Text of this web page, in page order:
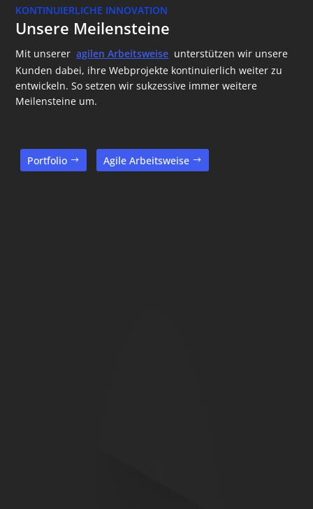
KONTINUIERLICHE INNOVATION
Unsere Meilensteine
Mit unserer agilen Arbeitsweise unterstützen wir unsere
Kunden dabei, ihre Webprojekte kontinuierlich weiter zu
entwickeln. So setzen wir sukzessive immer weitere
Meilensteine um.
Portfolio Agile Arbeitsweise